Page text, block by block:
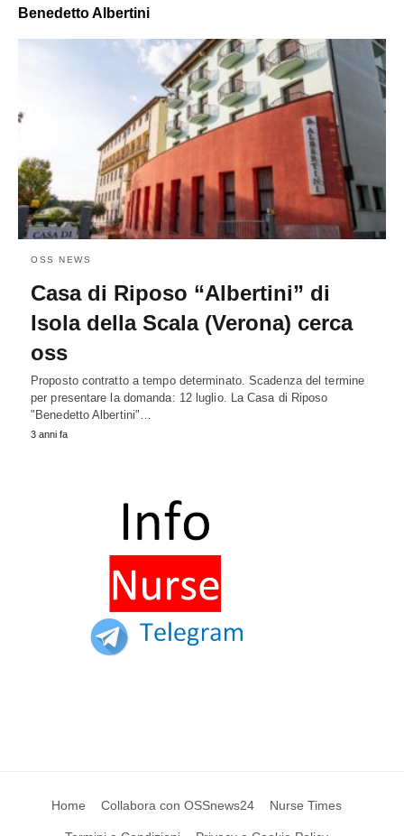
Benedetto Albertini
OSS NEWS
Casa di Riposo “Albertini” di
Isola della Scala (Verona) cerca
oss
Proposto contratto a tempo determinato. Scadenza del termine
per presentare la domanda: 12 luglio. La Casa di Riposo
"Benedetto Albertini"…
3 anni fa
Home Collabora con OSSnews24 Nurse Times